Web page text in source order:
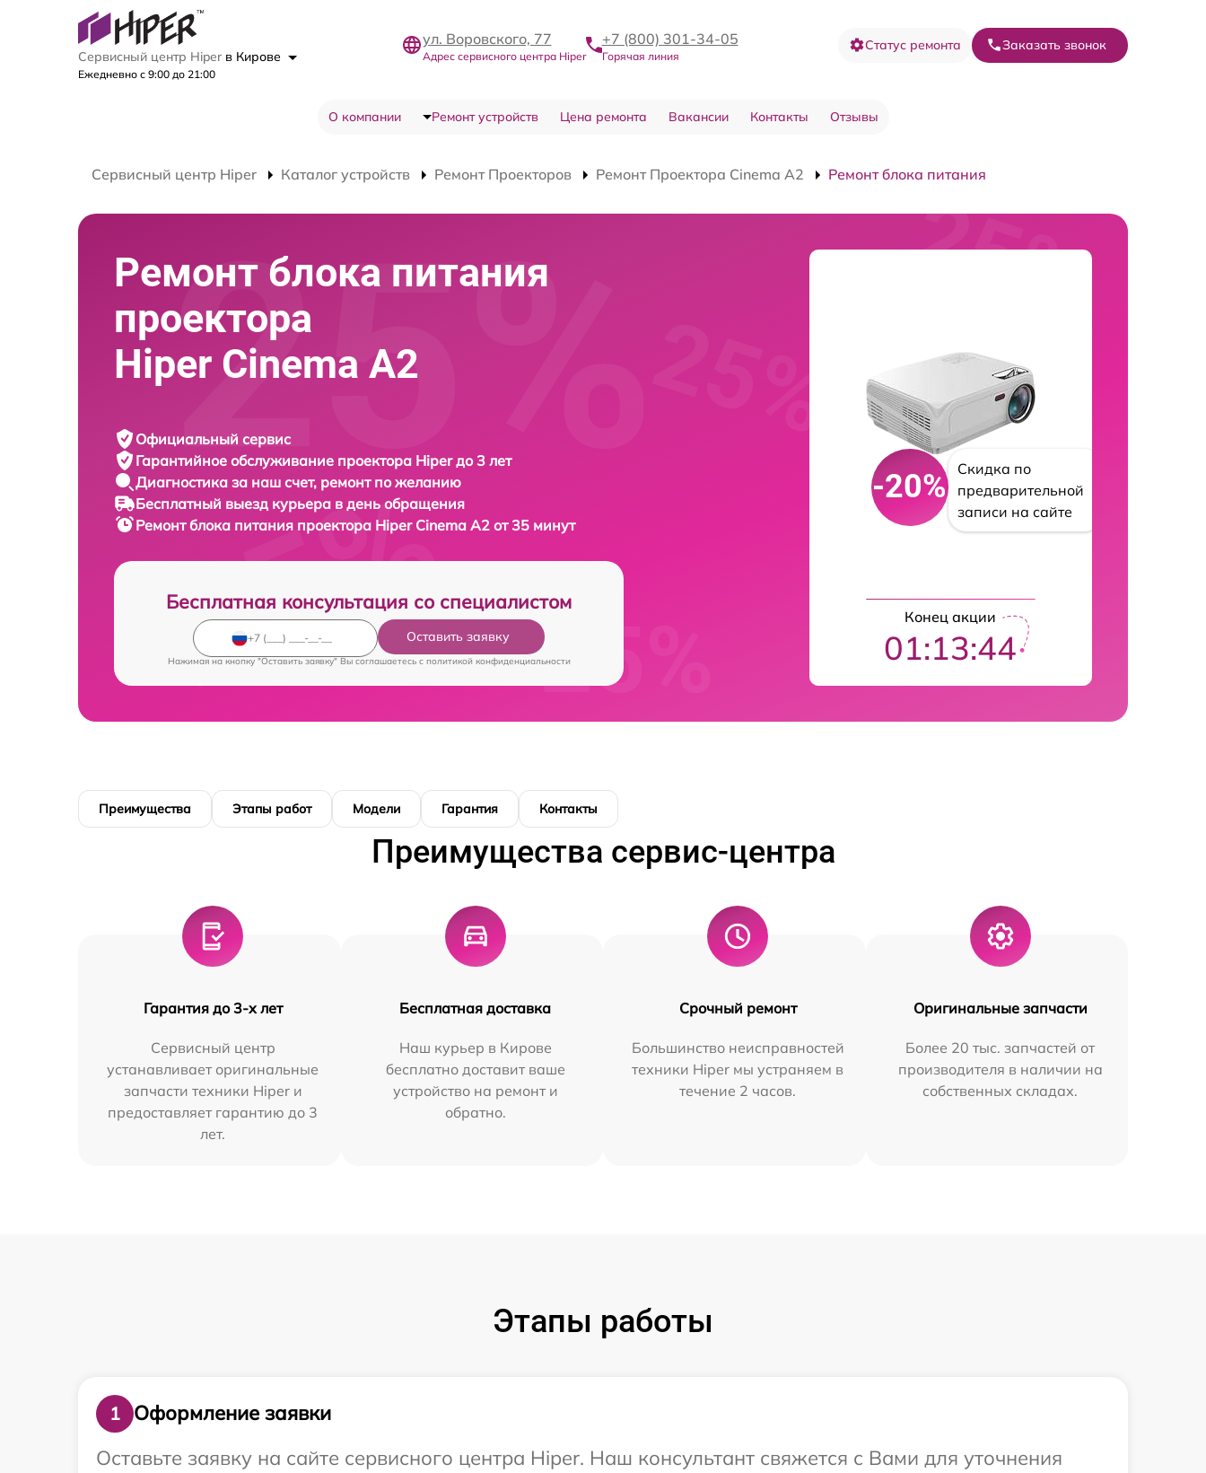
Сервисный центр Hiper в Кирове
Ежедневно с 9:00 до 21:00
ул. Воровского, 77
Адрес сервисного центра Hiper
+7 (800) 301-34-05
Горячая линия
Статус ремонта Заказать звонок
О компании Ремонт устройств Цена ремонта Вакансии Контакты Отзывы
Сервисный центр Hiper Каталог устройств Ремонт Проекторов Ремонт Проектора Cinema A2 Ремонт блока питания
Ремонт блока питания
проектора
Hiper Cinema A2
Официальный сервис
Гарантийное обслуживание проектора Hiper до 3 лет
Диагностика за наш счет, ремонт по желанию
Бесплатный выезд курьера в день обращения
Ремонт блока питания проектора Hiper Cinema A2 от 35 минут
Бесплатная консультация со специалистом
Оставить заявку
Нажимая на кнопку "Оставить заявку" Вы соглашаетесь c политикой конфиденциальности
-20%
Скидка по
предварительной
записи на сайте
Конец акции
01:13:43
Преимущества Этапы работ Модели Гарантия Контакты
Преимущества сервис-центра
Гарантия до 3-х лет
Сервисный центр
устанавливает оригинальные
запчасти техники Hiper и
предоставляет гарантию до 3
лет.
Бесплатная доставка
Наш курьер в Кирове
бесплатно доставит ваше
устройство на ремонт и
обратно.
Срочный ремонт
Большинство неисправностей
техники Hiper мы устраняем в
течение 2 часов.
Оригинальные запчасти
Более 20 тыс. запчастей от
производителя в наличии на
собственных складах.
Этапы работы
1
Оформление заявки
Оставьте заявку на сайте сервисного центра Hiper. Наш консультант свяжется с Вами для уточнения